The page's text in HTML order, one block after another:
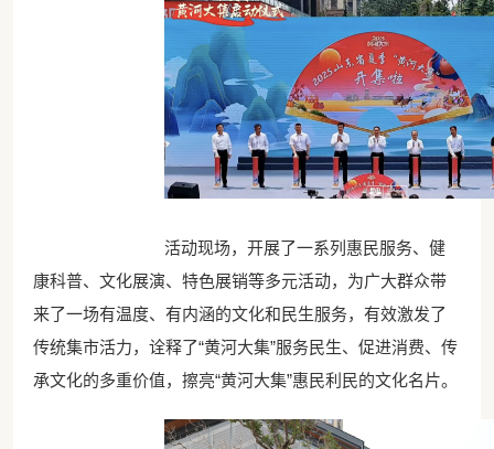
活动现场，开展了一系列惠民服务、健
康科普、文化展演、特色展销等多元活动，为广大群众带
来了一场有温度、有内涵的文化和民生服务，有效激发了
传统集市活力，诠释了“黄河大集”服务民生、促进消费、传
承文化的多重价值，擦亮“黄河大集”惠民利民的文化名片。